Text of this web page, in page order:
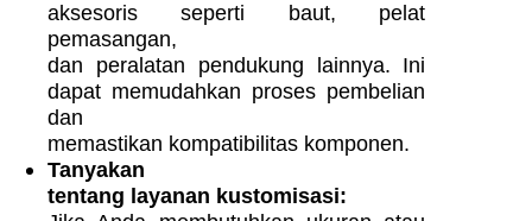
aksesoris seperti baut, pelat
pemasangan,
dan peralatan pendukung lainnya. Ini
dapat memudahkan proses pembelian
dan
memastikan kompatibilitas komponen.
Tanyakan
tentang layanan kustomisasi: